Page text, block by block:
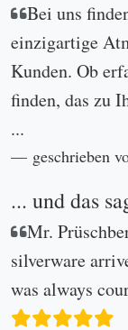
Bei uns
einzigartige
Kunden. Ob
finden, das zu
...
geschrieben
... und das
Mr.
silverware
was always